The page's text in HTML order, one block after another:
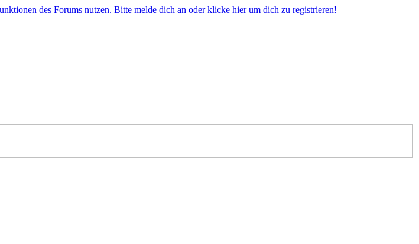
des Forums nutzen. Bitte melde dich an oder klicke hier um dich zu registrieren!